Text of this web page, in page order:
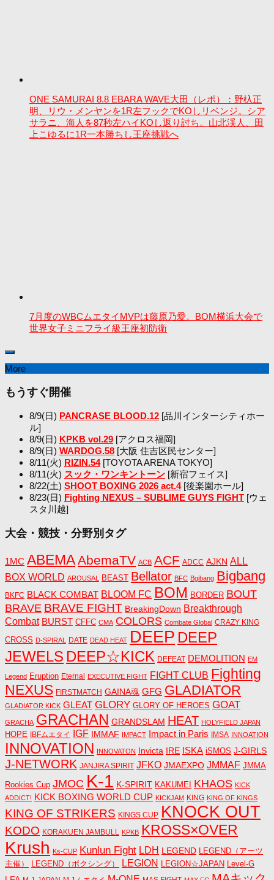
ONE SAMURAI 8.8 EBARA WAVE大田（レポ）：野杁正
明、リウ・メンヤンを1R左フックでKOしリベンジ。シア
サラニ、海人を87秒左ハイKOし返り討ち。山北渓人、田
上こゆるに1R一本勝ちし王座挑戦へ
7月度のWBCムエタイMVPは藤原乃愛。BOM横浜大会で
世界女子ミニフライ級王座初防衛
More
もうすぐ開催
8/9(日) PANCRASE BLOOD.12 [品川インターシティホー
ル]
8/9(日) KPKB vol.29 [アクロス福岡]
8/9(日) WARDOG.58 [大阪 住吉区民センター]
8/11(火) RIZIN.54[TOYOTA ARENA TOKYO]
8/11(火) スック・ワンキントーン [新宿フェイス]
8/22(土) SHOOT BOXING 2026 act.4[後楽園ホール]
8/23(日) Fighting NEXUS – SUBLIME GUYS FIGHT [ウェ
スタ川越]
大会・競技・分野別タグ
1MC ABEMAAbemaTV ACB ACF ADCC AJKN ALL
BOX WORLD AROUSAL BEAST Bellator BFC Bgibang Bigbang
BKFC BLACK COMBAT BLOOM FC BOM BORDER BOUT
BRAVE BRAVE FIGHT BreakingDown Breakthrough
Combat BURST CFFC CMA COLORS Combate Global CRAZY KING
CROSS D-SPIRAL DATE DEAD HEAT DEEP DEEP
JEWELS DEEP☆KICK DEFEAT DEMOLITION EM
Legend Eruption Eternal EXECUTIVE FIGHT FIGHT CLUB Fighting
NEXUS FIRSTMATCH GAINA魂 GFG GLADIATOR
GLADIATOR KICK GLEAT GLORY GLORY OF HEROES GOAT
GRACHA GRACHAN GRANDSLAM HEAT HOLYFIELD JAPAN
HOPE IBFムエタイ IGF IMMAF IMPACT Impact in Paris IMSA INNOATION
INNOVATION INNOVATON Invicta IRE ISKA iSMOS J-GIRLS
J-NETWORK JANJIRA SPIRIT JFKO JMAEXPO JMMAF JMMA
Rookies Cup JMOC K-1 K-SPIRIT KAKUMEI KHAOS KICK
ADDICT! KICK BOXING WORLD CUP KICKJAM KING KING OF KINGS
KING OF STRIKERS KINGS CUP KNOCK OUT
KODO KORAKUEN JAMBULL KPKB KROSS×OVER
Krush Ks-CUP Kunlun Fight LDH LEGEND
LEGEND（アーツ
主催）
LEGEND（ボクシング） LEGION LEGION☆JAPAN Level-G